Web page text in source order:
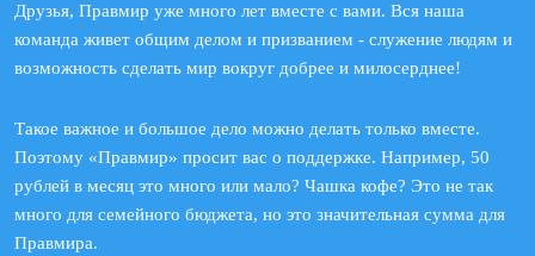
Друзья, Правмир уже много лет вместе с вами. Вся наша
команда живет общим делом и призванием - служение людям и
возможность сделать мир вокруг добрее и милосерднее!
Такое важное и большое дело можно делать только вместе.
Поэтому «Правмир» просит вас о поддержке. Например, 50
рублей в месяц это много или мало? Чашка кофе? Это не так
много для семейного бюджета, но это значительная сумма для
Правмира.